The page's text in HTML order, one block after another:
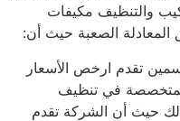
مكيفات
الصعبة حيث أن:
تقدم ارخص الأسعار
في تنظيف
حيث أن الشركة تقدم